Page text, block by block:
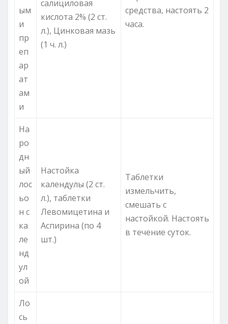
ым
и
пр
еп
ар
ат
ам
и
салициловая
кислота 2% (2 ст.
л.), Цинковая мазь
(1 ч. л.)
средства, настоять 2
часа.
На
ро
дн
ый
лос
ьо
н с
ка
ле
нд
ул
ой
Настойка
календулы (2 ст.
л.), таблетки
Левомицетина и
Аспирина (по 4
шт.)
Таблетки
измельчить,
смешать с
настойкой. Настоять
в течение суток.
Ло
сь